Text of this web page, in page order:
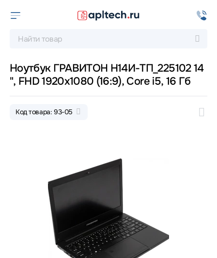
Ноутбук ГРАВИТОН Н14И-ТП_225102 14
", FHD 1920x1080 (16:9), Core i5, 16 Гб
Код товара: 93-05